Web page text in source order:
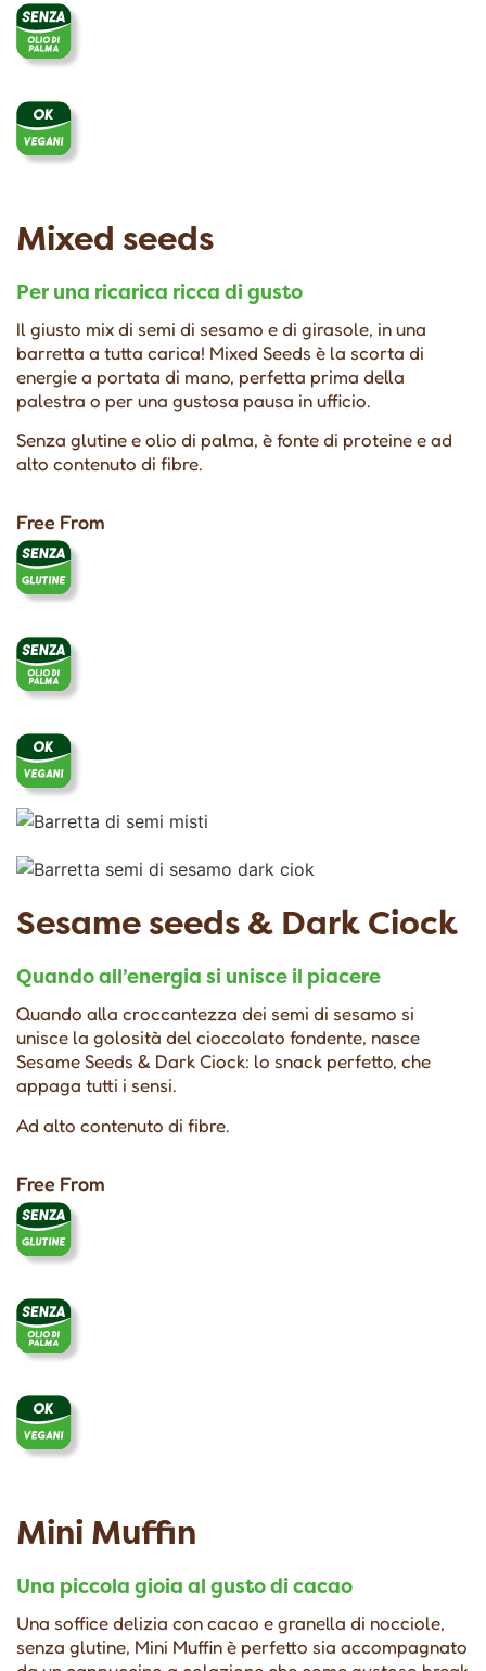
Mixed seeds
Per una ricarica ricca di gusto
Il giusto mix di semi di sesamo e di girasole, in una
barretta a tutta carica! Mixed Seeds è la scorta di
energie a portata di mano, perfetta prima della
palestra o per una gustosa pausa in ufficio.
Senza glutine e olio di palma, è fonte di proteine e ad
alto contenuto di fibre.
Free From
Sesame seeds & Dark Ciock
Quando all’energia si unisce il piacere
Quando alla croccantezza dei semi di sesamo si
unisce la golosità del cioccolato fondente, nasce
Sesame Seeds & Dark Ciock: lo snack perfetto, che
appaga tutti i sensi.
Ad alto contenuto di fibre.
Free From
Mini Muffin
Una piccola gioia al gusto di cacao
Una soffice delizia con cacao e granella di nocciole,
senza glutine, Mini Muffin è perfetto sia accompagnato